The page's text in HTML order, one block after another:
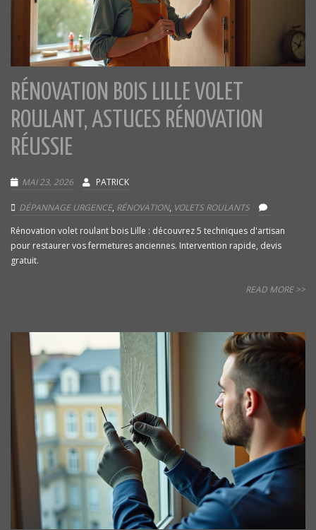
RÉNOVATION BOIS LILLE VOLET
ROULANT, ASTUCES RÉNOVATION
RÉUSSIE
MAI 23, 2026 PATRICK
DÉPANNAGE URGENCE, RÉNOVATION, VOLETS ROULANTS
Rénovation volet roulant bois Lille : découvrez 5 techniques d'artisan
pour restaurer vos fermetures anciennes. Intervention rapide, devis
gratuit.
READ MORE >>